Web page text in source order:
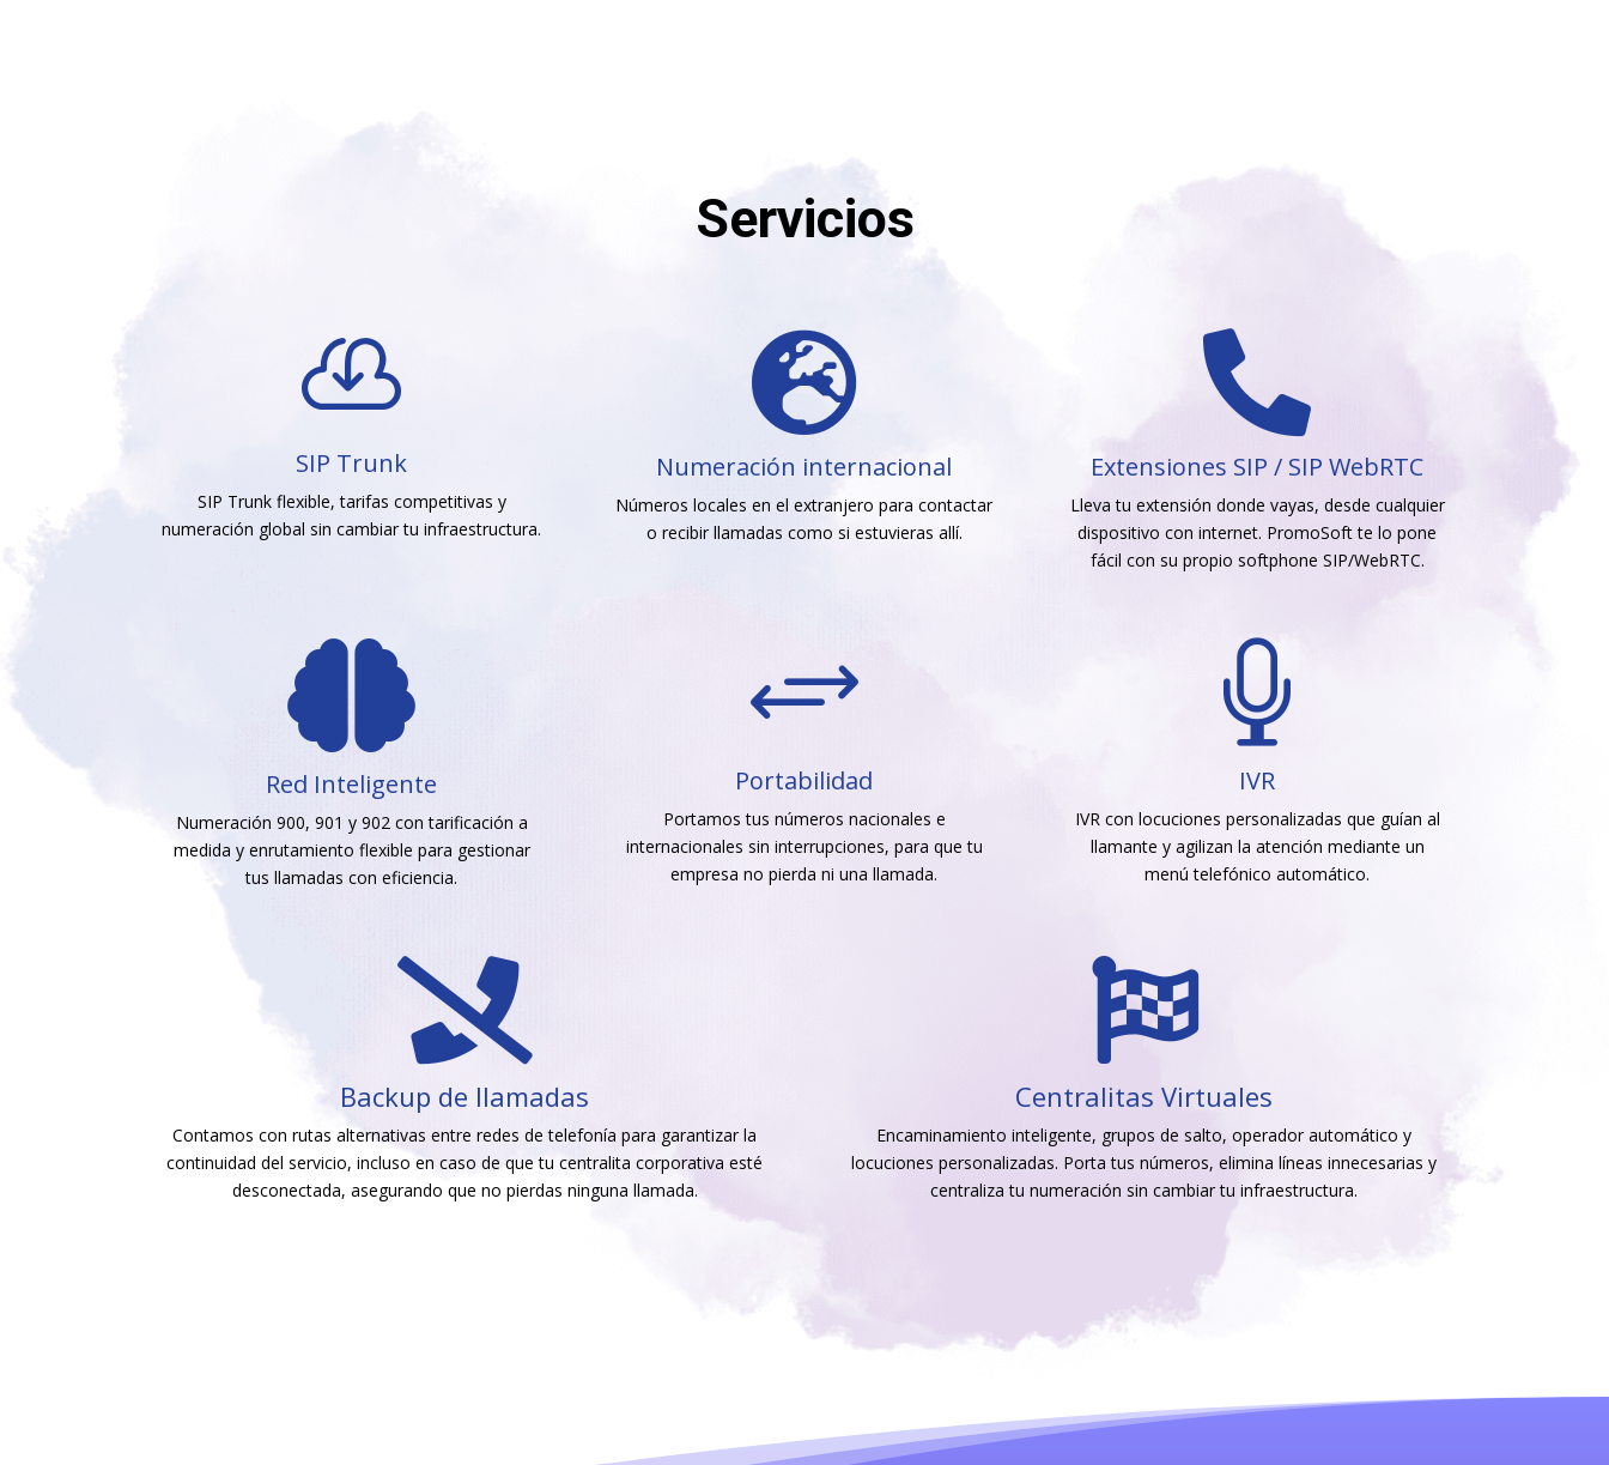
Servicios

SIP Trunk
SIP Trunk flexible, tarifas competitivas y
numeración global sin cambiar tu infraestructura.

Numeración internacional
Números locales en el extranjero para contactar
o recibir llamadas como si estuvieras allí.

Extensiones SIP / SIP WebRTC
Lleva tu extensión donde vayas, desde cualquier
dispositivo con internet. PromoSoft te lo pone
fácil con su propio softphone SIP/WebRTC.

Red Inteligente
Numeración 900, 901 y 902 con tarificación a
medida y enrutamiento flexible para gestionar
tus llamadas con eficiencia.
+
Portabilidad
Portamos tus números nacionales e
internacionales sin interrupciones, para que tu
empresa no pierda ni una llamada.

IVR
IVR con locuciones personalizadas que guían al
llamante y agilizan la atención mediante un
menú telefónico automático.

Backup de llamadas
Contamos con rutas alternativas entre redes de telefonía para garantizar la
continuidad del servicio, incluso en caso de que tu centralita corporativa esté
desconectada, asegurando que no pierdas ninguna llamada.

Centralitas Virtuales
Encaminamiento inteligente, grupos de salto, operador automático y
locuciones personalizadas. Porta tus números, elimina líneas innecesarias y
centraliza tu numeración sin cambiar tu infraestructura.